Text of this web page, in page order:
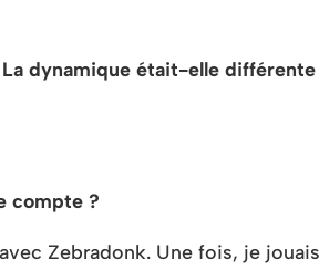
dynamique était-elle
compte ?
Zebradonk. Une fois, je